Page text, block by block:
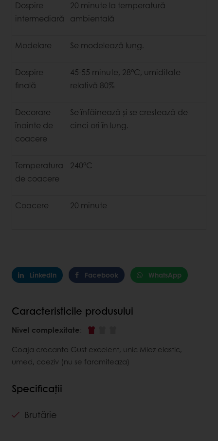
Dospire
intermediară
20 minute la temperatură
ambientală
Modelare Se modelează lung.
Dospire
finală
45-55 minute, 28°C, umiditate
relativă 80%
Decorare
înainte de
coacere
Se înfăinează și se crestează de
cinci ori în lung.
Temperatura
de coacere
240°C
Coacere 20 minute
LinkedIn Facebook WhatsApp
Caracteristicile produsului
Nivel complexitate:
Coaja crocanta Gust excelent, unic Miez elastic,
umed, coeziv (nu se faramiteaza)
Specificații
Brutărie